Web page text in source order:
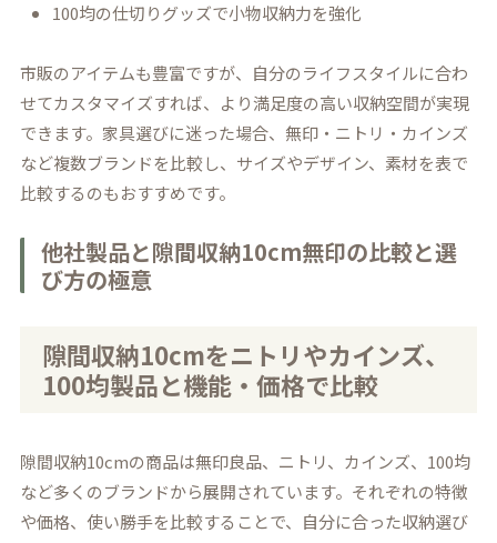
100均の仕切りグッズで小物収納力を強化
市販のアイテムも豊富ですが、自分のライフスタイルに合わ
せてカスタマイズすれば、より満足度の高い収納空間が実現
できます。家具選びに迷った場合、無印・ニトリ・カインズ
など複数ブランドを比較し、サイズやデザイン、素材を表で
比較するのもおすすめです。
他社製品と隙間収納10cm無印の比較と選
び方の極意
隙間収納10cmをニトリやカインズ、
100均製品と機能・価格で比較
隙間収納10cmの商品は無印良品、ニトリ、カインズ、100均
など多くのブランドから展開されています。それぞれの特徴
や価格、使い勝手を比較することで、自分に合った収納選び